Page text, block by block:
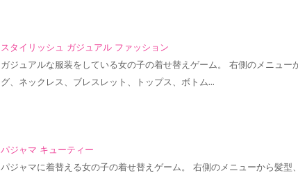
スタイリッシュ ガジュアル ファッション
ガジュアルな服装をしている女の子の着せ替えゲーム。 右側のメニュー
グ、ネックレス、ブレスレット、トップス、ボトム…
パジャマ キューティー
パジャマに着替える女の子の着せ替えゲーム。 右側のメニューから髪型